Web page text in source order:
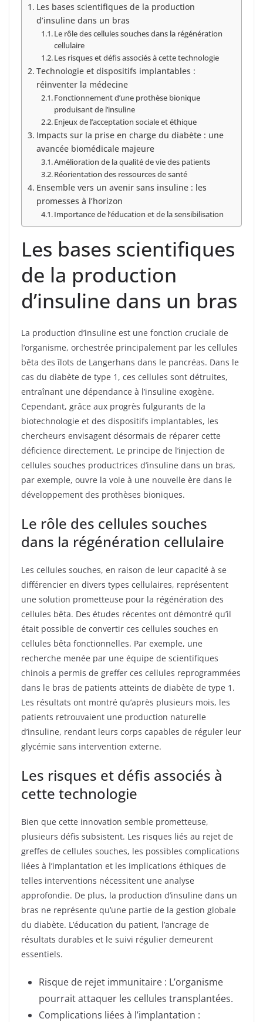
Les bases scientifiques de la production
d’insuline dans un bras
Le rôle des cellules souches dans la régénération
cellulaire
Les risques et défis associés à cette technologie
Technologie et dispositifs implantables :
réinventer la médecine
Fonctionnement d’une prothèse bionique
produisant de l’insuline
Enjeux de l’acceptation sociale et éthique
Impacts sur la prise en charge du diabète : une
avancée biomédicale majeure
Amélioration de la qualité de vie des patients
Réorientation des ressources de santé
Ensemble vers un avenir sans insuline : les
promesses à l’horizon
Importance de l’éducation et de la sensibilisation
Les bases scientifiques
de la production
d’insuline dans un bras
La production d’insuline est une fonction cruciale de
l’organisme, orchestrée principalement par les cellules
bêta des îlots de Langerhans dans le pancréas. Dans le
cas du diabète de type 1, ces cellules sont détruites,
entraînant une dépendance à l’insuline exogène.
Cependant, grâce aux progrès fulgurants de la
biotechnologie et des dispositifs implantables, les
chercheurs envisagent désormais de réparer cette
déficience directement. Le principe de l’injection de
cellules souches productrices d’insuline dans un bras,
par exemple, ouvre la voie à une nouvelle ère dans le
développement des prothèses bioniques.
Le rôle des cellules souches
dans la régénération cellulaire
Les cellules souches, en raison de leur capacité à se
différencier en divers types cellulaires, représentent
une solution prometteuse pour la régénération des
cellules bêta. Des études récentes ont démontré qu’il
était possible de convertir ces cellules souches en
cellules bêta fonctionnelles. Par exemple, une
recherche menée par une équipe de scientifiques
chinois a permis de greffer ces cellules reprogrammées
dans le bras de patients atteints de diabète de type 1.
Les résultats ont montré qu’après plusieurs mois, les
patients retrouvaient une production naturelle
d’insuline, rendant leurs corps capables de réguler leur
glycémie sans intervention externe.
Les risques et défis associés à
cette technologie
Bien que cette innovation semble prometteuse,
plusieurs défis subsistent. Les risques liés au rejet de
greffes de cellules souches, les possibles complications
liées à l’implantation et les implications éthiques de
telles interventions nécessitent une analyse
approfondie. De plus, la production d’insuline dans un
bras ne représente qu’une partie de la gestion globale
du diabète. L’éducation du patient, l’ancrage de
résultats durables et le suivi régulier demeurent
essentiels.
Risque de rejet immunitaire : L’organisme
pourrait attaquer les cellules transplantées.
Complications liées à l’implantation :